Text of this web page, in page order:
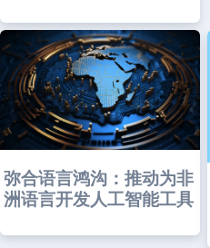
弥合语言鸿沟：推动为非
洲语言开发人工智能工具